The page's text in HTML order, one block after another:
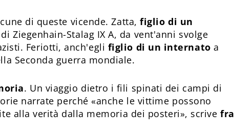
di queste vicende. Zatta,figlio di un
Ziegenhain-Stalag IX A, da vent'anni svolge
Feriotti, anch'egli figlio di un internato a
Seconda guerra mondiale.
. Un viaggio dietro i fili spinati dei campi di
narrate perché «anche le vittime possono
alla verità dalla memoria dei posteri», scrive fra